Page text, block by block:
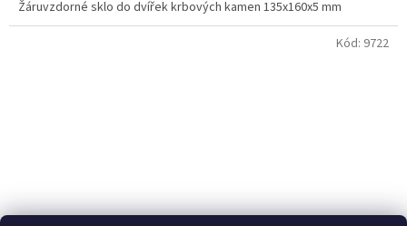
Žáruvzdorné sklo do dvířek krbových kamen 135x160x5 mm
Kód: 9722